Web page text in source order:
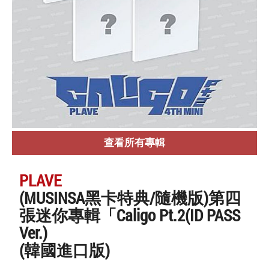
查看所有專輯
PLAVE
(MUSINSA黑卡特典/隨機版)第四
張迷你專輯「Caligo Pt.2(ID PASS
Ver.)
(韓國進口版)